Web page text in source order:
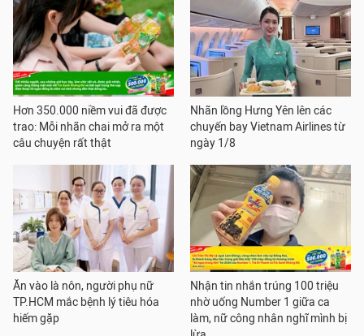
Hơn 350.000 niềm vui đã được
trao: Mỗi nhãn chai mở ra một
câu chuyện rất thật
Nhãn lồng Hưng Yên lên các
chuyến bay Vietnam Airlines từ
ngày 1/8
Ăn vào là nôn, người phụ nữ
TP.HCM mắc bệnh lý tiêu hóa
hiếm gặp
Nhận tin nhắn trúng 100 triệu
nhờ uống Number 1 giữa ca
làm, nữ công nhân nghĩ mình bị